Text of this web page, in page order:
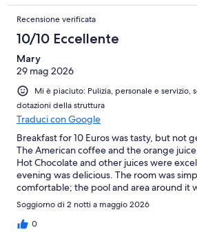
Recensione verificata
10/10 Eccellente
Mary
29 mag 2026
Mi è piaciuto: Pulizia, personale e servizio,
dotazioni della struttura
Traduci con Google
Breakfast for 10 Euros was tasty, but not
The American coffee and the orange
Hot Chocolate and other juices were
evening was delicious. The room was
comfortable; the pool and area around it
reading and relaxing. Staff was most
Excellent location for arrival by train and
archeological site.
Soggiorno di 2 notti a maggio 2026
0